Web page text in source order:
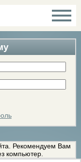
Рекомендуем Вам
компьютер.